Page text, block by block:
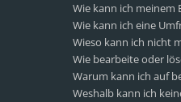
Wie kann ich meinem
Wie kann ich eine
Wieso kann ich nicht
Wie bearbeite oder
Warum kann ich auf
Weshalb kann ich